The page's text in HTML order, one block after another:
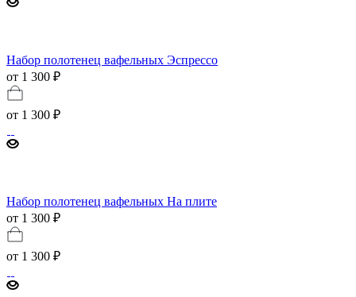
Набор полотенец вафельных Эспрессо
от 1 300 ₽
от 1 300 ₽
Набор полотенец вафельных На плите
от 1 300 ₽
от 1 300 ₽